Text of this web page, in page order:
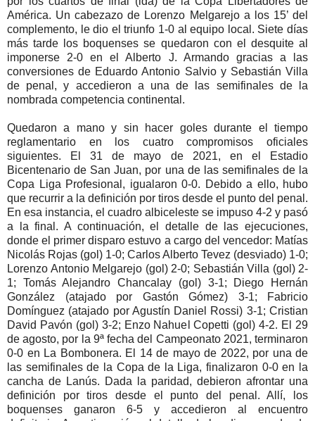
América. Un cabezazo de Lorenzo Melgarejo a los 15’ del
complemento, le dio el triunfo 1-0 al equipo local. Siete días
más tarde los boquenses se quedaron con el desquite al
imponerse 2-0 en el Alberto J. Armando gracias a las
conversiones de Eduardo Antonio Salvio y Sebastián Villa
de penal, y accedieron a una de las semifinales de la
nombrada competencia continental.
Quedaron a mano y sin hacer goles durante el tiempo
reglamentario en los cuatro compromisos oficiales
siguientes. El 31 de mayo de 2021, en el Estadio
Bicentenario de San Juan, por una de las semifinales de la
Copa Liga Profesional, igualaron 0-0. Debido a ello, hubo
que recurrir a la definición por tiros desde el punto del penal.
En esa instancia, el cuadro albiceleste se impuso 4-2 y pasó
a la final. A continuación, el detalle de las ejecuciones,
donde el primer disparo estuvo a cargo del vencedor: Matías
Nicolás Rojas (gol) 1-0; Carlos Alberto Tevez (desviado) 1-0;
Lorenzo Antonio Melgarejo (gol) 2-0; Sebastián Villa (gol) 2-
1; Tomás Alejandro Chancalay (gol) 3-1; Diego Hernán
González (atajado por Gastón Gómez) 3-1; Fabricio
Domínguez (atajado por Agustín Daniel Rossi) 3-1; Cristian
David Pavón (gol) 3-2; Enzo Nahuel Copetti (gol) 4-2. El 29
de agosto, por la 9ª fecha del Campeonato 2021, terminaron
0-0 en La Bombonera. El 14 de mayo de 2022, por una de
las semifinales de la Copa de la Liga, finalizaron 0-0 en la
cancha de Lanús. Dada la paridad, debieron afrontar una
definición por tiros desde el punto del penal. Allí, los
boquenses ganaron 6-5 y accedieron al encuentro